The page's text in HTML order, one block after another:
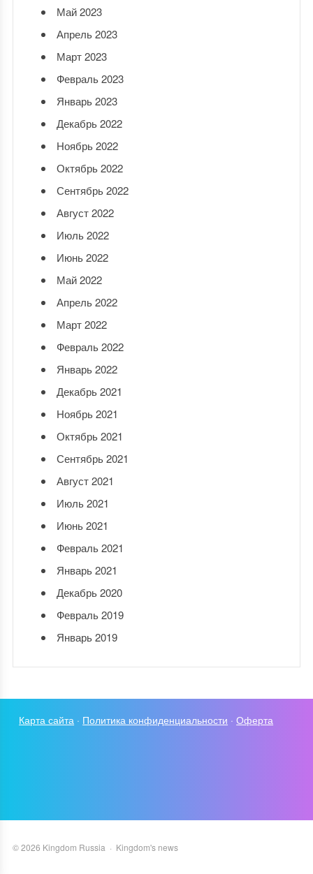
Май 2023
Апрель 2023
Март 2023
Февраль 2023
Январь 2023
Декабрь 2022
Ноябрь 2022
Октябрь 2022
Сентябрь 2022
Август 2022
Июль 2022
Июнь 2022
Май 2022
Апрель 2022
Март 2022
Февраль 2022
Январь 2022
Декабрь 2021
Ноябрь 2021
Октябрь 2021
Сентябрь 2021
Август 2021
Июль 2021
Июнь 2021
Февраль 2021
Январь 2021
Декабрь 2020
Февраль 2019
Январь 2019
Карта сайта · Политика конфиденциальности ·Оферта
©2026 Kingdom Russia · Kingdom's news